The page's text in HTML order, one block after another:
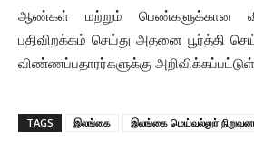
ஆண்கள் மற்றும் பெண்களுக்கான
பதிவிறக்கம் செய்து அதனை பூர்த்தி
விண்ணப்பதாரர்களுக்கு
TAGS இலங்கை இலங்கை மெய்வல்லுர்